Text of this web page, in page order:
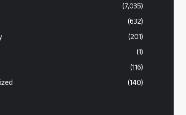
(7,035)
(632)
(201)
(1)
(116)
(140)